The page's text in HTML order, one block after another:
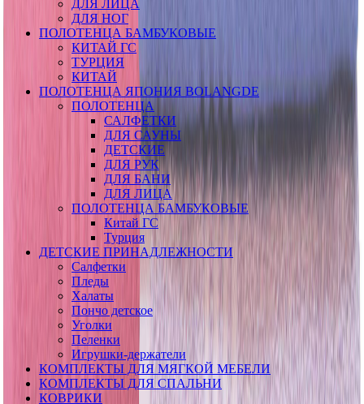
ДЛЯ ЛИЦА
ДЛЯ НОГ
ПОЛОТЕНЦА БАМБУКОВЫЕ
КИТАЙ ГС
ТУРЦИЯ
КИТАЙ
ПОЛОТЕНЦА ЯПОНИЯ BOLANGDE
ПОЛОТЕНЦА
САЛФЕТКИ
ДЛЯ САУНЫ
ДЕТСКИЕ
ДЛЯ РУК
ДЛЯ БАНИ
ДЛЯ ЛИЦА
ПОЛОТЕНЦА БАМБУКОВЫЕ
Китай ГС
Турция
ДЕТСКИЕ ПРИНАДЛЕЖНОСТИ
Салфетки
Пледы
Халаты
Пончо детское
Уголки
Пеленки
Игрушки-держатели
КОМПЛЕКТЫ ДЛЯ МЯГКОЙ МЕБЕЛИ
КОМПЛЕКТЫ ДЛЯ СПАЛЬНИ
КОВРИКИ